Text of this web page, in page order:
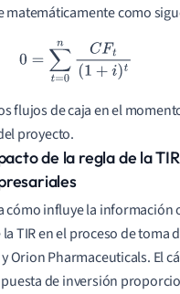
matemáticamente como
t=0n Ft(1+i
flujos de caja en el
proyecto.
de la regla de la
cómo influye la información
TIR en el proceso de toma
Orion Pharmaceuticals. El
de inversión